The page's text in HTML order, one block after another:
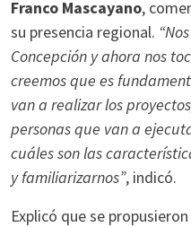
Franco Mascayano,
su presencia regional.
Concepción y ahora nos
creemos que es
van a realizar los
personas que van a
cuáles son las
y familiarizarnos”, indicó.
Explicó que se